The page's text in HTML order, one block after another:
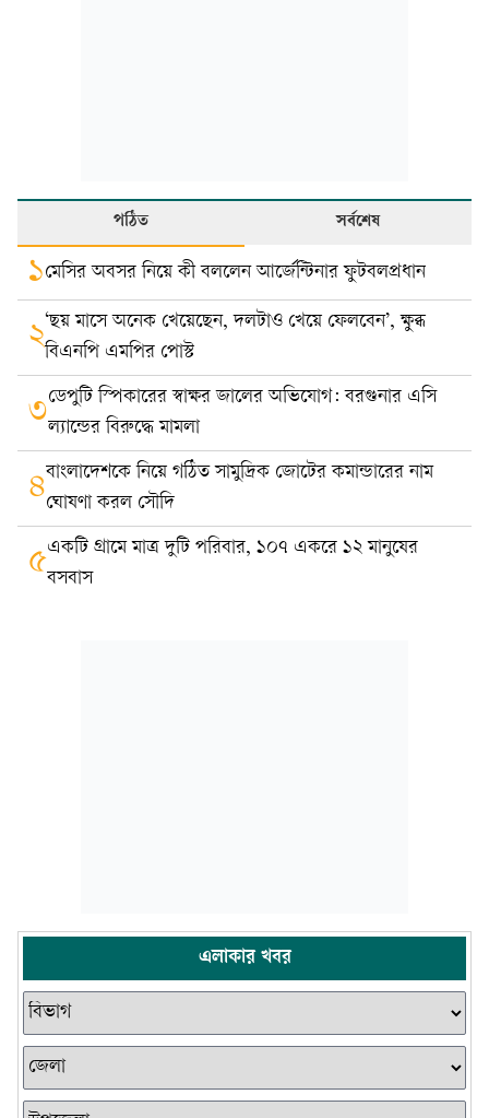
পঠিত সর্বশেষ
১মেসির অবসর নিয়ে কী বললেন আর্জেন্টিনার ফুটবলপ্রধান
২‘ছয় মাসে অনেক খেয়েছেন, দলটাও খেয়ে ফেলবেন’, ক্ষুব্ধ
বিএনপি এমপির পোস্ট
৩ডেপুটি স্পিকারের স্বাক্ষর জালের অভিযোগ: বরগুনার এসি
ল্যান্ডের বিরুদ্ধে মামলা
৪বাংলাদেশকে নিয়ে গঠিত সামুদ্রিক জোটের কমান্ডারের নাম
ঘোষণা করল সৌদি
৫একটি গ্রামে মাত্র দুটি পরিবার, ১০৭ একরে ১২ মানুষের
বসবাস
এলাকার খবর